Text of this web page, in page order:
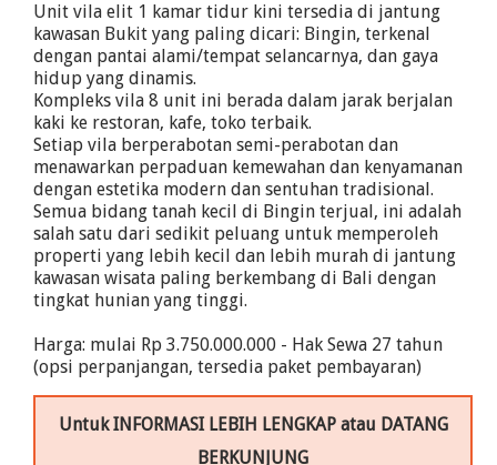
Unit vila elit 1 kamar tidur kini tersedia di jantung
kawasan Bukit yang paling dicari: Bingin, terkenal
dengan pantai alami/tempat selancarnya, dan gaya
hidup yang dinamis.
Kompleks vila 8 unit ini berada dalam jarak berjalan
kaki ke restoran, kafe, toko terbaik.
Setiap vila berperabotan semi-perabotan dan
menawarkan perpaduan kemewahan dan kenyamanan
dengan estetika modern dan sentuhan tradisional.
Semua bidang tanah kecil di Bingin terjual, ini adalah
salah satu dari sedikit peluang untuk memperoleh
properti yang lebih kecil dan lebih murah di jantung
kawasan wisata paling berkembang di Bali dengan
tingkat hunian yang tinggi.
Harga: mulai Rp 3.750.000.000 - Hak Sewa 27 tahun
(opsi perpanjangan, tersedia paket pembayaran)
Untuk INFORMASI LEBIH LENGKAP atau DATANG
BERKUNJUNG